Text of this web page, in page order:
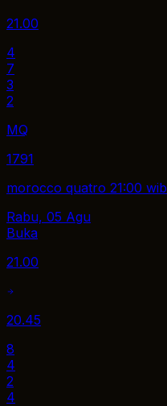
21.00
4
7
3
2
MQ
1791
morocco quatro 21:00 wib
Rabu, 05 Agu
Buka
21.00
20.45
8
4
2
4